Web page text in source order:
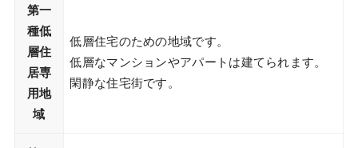
第一
種低
層住
居専
用地
域
低層住宅のための地域です。
低層なマンションやアパートは建てられます。
閑静な住宅街です。